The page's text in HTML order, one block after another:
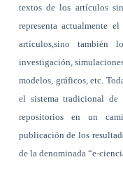
textos de los artículos
representa actualmente
artículos,sino
investigación,
modelos, gráficos, etc.
el sistema tradicional
repositorios en un
publicación de los
de la denominada “e-